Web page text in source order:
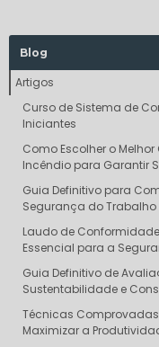
Blog
Artigos
Curso de Sistema de
Iniciantes
Como Escolher o
Incêndio para Garantir
Guia Definitivo para
Segurança do Trabalho
Laudo de
Essencial para a
Guia Definitivo de
Sustentabilidade e
Técnicas
Maximizar a